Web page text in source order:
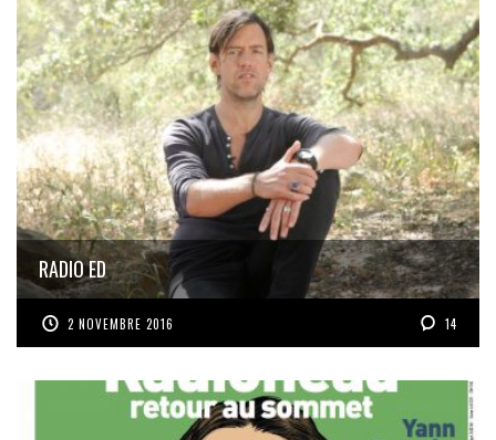
RADIO ED
2 NOVEMBRE 2016 14